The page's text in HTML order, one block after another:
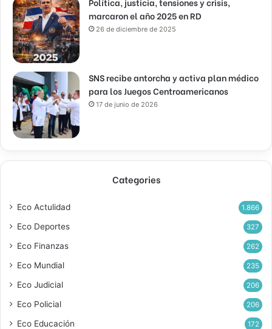
marcaron el año 2025 en RD
26 de diciembre de 2025
SNS recibe antorcha y activa plan médico
para los Juegos Centroamericanos
17 de junio de 2026
Categories
Eco Actulidad 1.866
Eco Deportes 327
Eco Finanzas 262
Eco Mundial 235
Eco Judicial 206
Eco Policial 206
Eco Educación 172